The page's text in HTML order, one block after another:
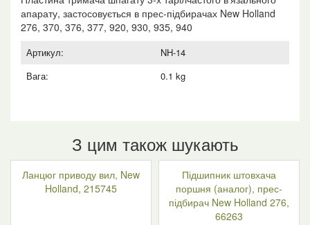
кількість
апарату, застосовується в прес-підбирачах New Holland
276, 370, 376, 377, 920, 930, 935, 940
Артикул:
NH-14
Вага:
0.1 kg
З цим також шукають
Ланцюг приводу вил, New
Holland, 215745
Підшипник штовхача
поршня (аналог), прес-
підбирач New Holland 276,
66263